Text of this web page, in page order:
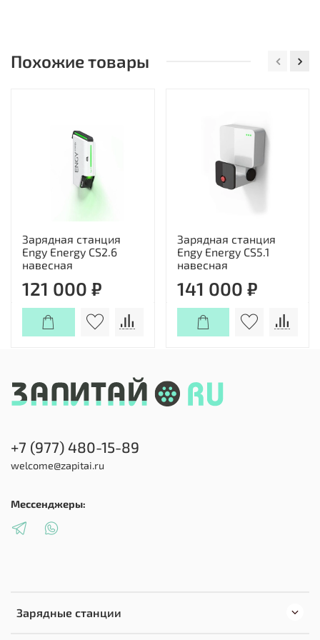
батареи и мощность зарядной станции.
Похожие товары
Зарядная станция
Engy Energy CS2.6
навесная
121 000 ₽
Зарядная станция
Engy Energy CS5.1
навесная
141 000 ₽
Зарядные станции
+7 (977) 480-15-89
welcome@zapitai.ru
Мессенджеры: